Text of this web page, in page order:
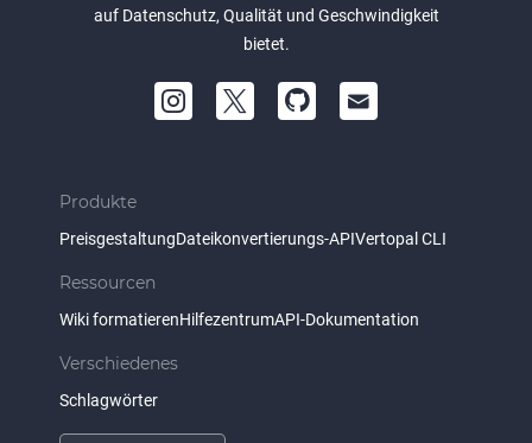
auf Datenschutz, Qualität und Geschwindigkeit
bietet.
Produkte
PreisgestaltungDateikonvertierungs-APIVertopal CLI
Ressourcen
Wiki formatierenHilfezentrumAPI-Dokumentation
Verschiedenes
Schlagwörter